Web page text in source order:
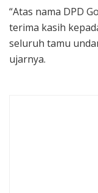
“Atas nama DPD
terima kasih
seluruh tamu
ujarnya.